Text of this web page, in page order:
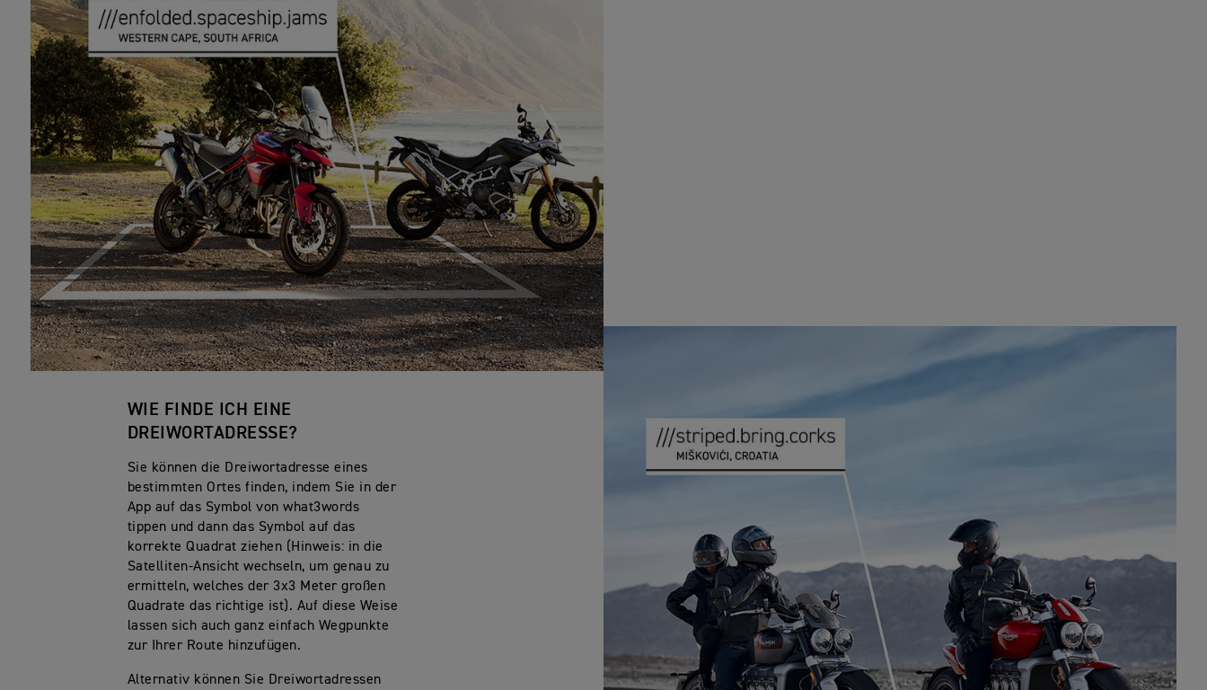
WIE FINDE ICH EINE
DREIWORTADRESSE?
Sie können die Dreiwortadresse eines
bestimmten Ortes finden, indem Sie in der
App auf das Symbol von what3words
tippen und dann das Symbol auf das
korrekte Quadrat ziehen (Hinweis: in die
Satelliten-Ansicht wechseln, um genau zu
ermitteln, welches der 3x3 Meter großen
Quadrate das richtige ist). Auf diese Weise
lassen sich auch ganz einfach Wegpunkte
zur Ihrer Route hinzufügen.
Alternativ können Sie Dreiwortadressen